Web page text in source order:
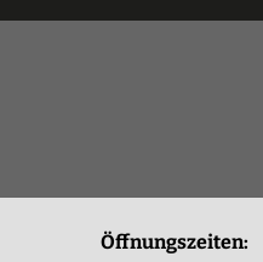
Öffnungszeiten: